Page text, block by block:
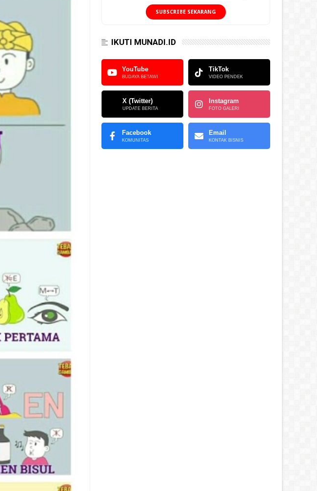
SUBSCRIBE SEKARANG
IKUTI MUNADI.ID
YouTube
BUDAYA BETAWI
TikTok
VIDEO PENDEK
X (Twitter)
UPDATE BERITA
Instagram
FOTO GALERI
Facebook
KOMUNITAS
Email
KONTAK BISNIS